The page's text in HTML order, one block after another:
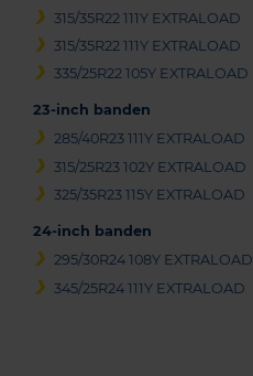
315/35R22 111Y EXTRALOAD
315/35R22 111Y EXTRALOAD
335/25R22 105Y EXTRALOAD
23-inch banden
285/40R23 111Y EXTRALOAD
315/25R23 102Y EXTRALOAD
325/35R23 115Y EXTRALOAD
24-inch banden
295/30R24 108Y EXTRALOAD
345/25R24 111Y EXTRALOAD